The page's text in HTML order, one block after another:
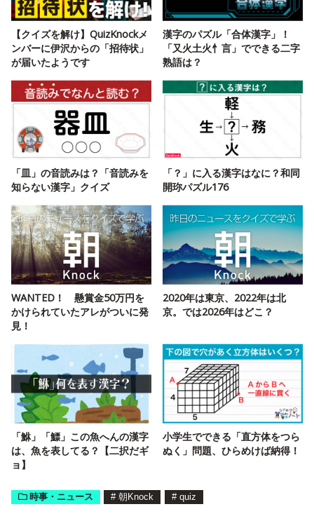
【クイズを解け】QuizKnockメ
ンバーに伊沢からの「招待状」
が届いたようです
漢字のパズル「合体漢字」！
「又火土火忄言」でできる二字
熟語は？
「皿」の音読みは？「音読みを
知らない漢字」クイズ
「？」に入る漢字はなに？和同
開珎パズル176
WANTED！ 懸賞金50万円を
かけられていたアレがついに発
見！
2020年は東京、2022年は北
京。では2026年はどこ？
「鮴」「鰾」この魚へんの漢字
は、魚を表してる？【二択だギ
ョ】
小学生でできる「直方体をつら
ぬく」問題、ひらめけば納得！
時事・ニュース # 朝Knock # quiz